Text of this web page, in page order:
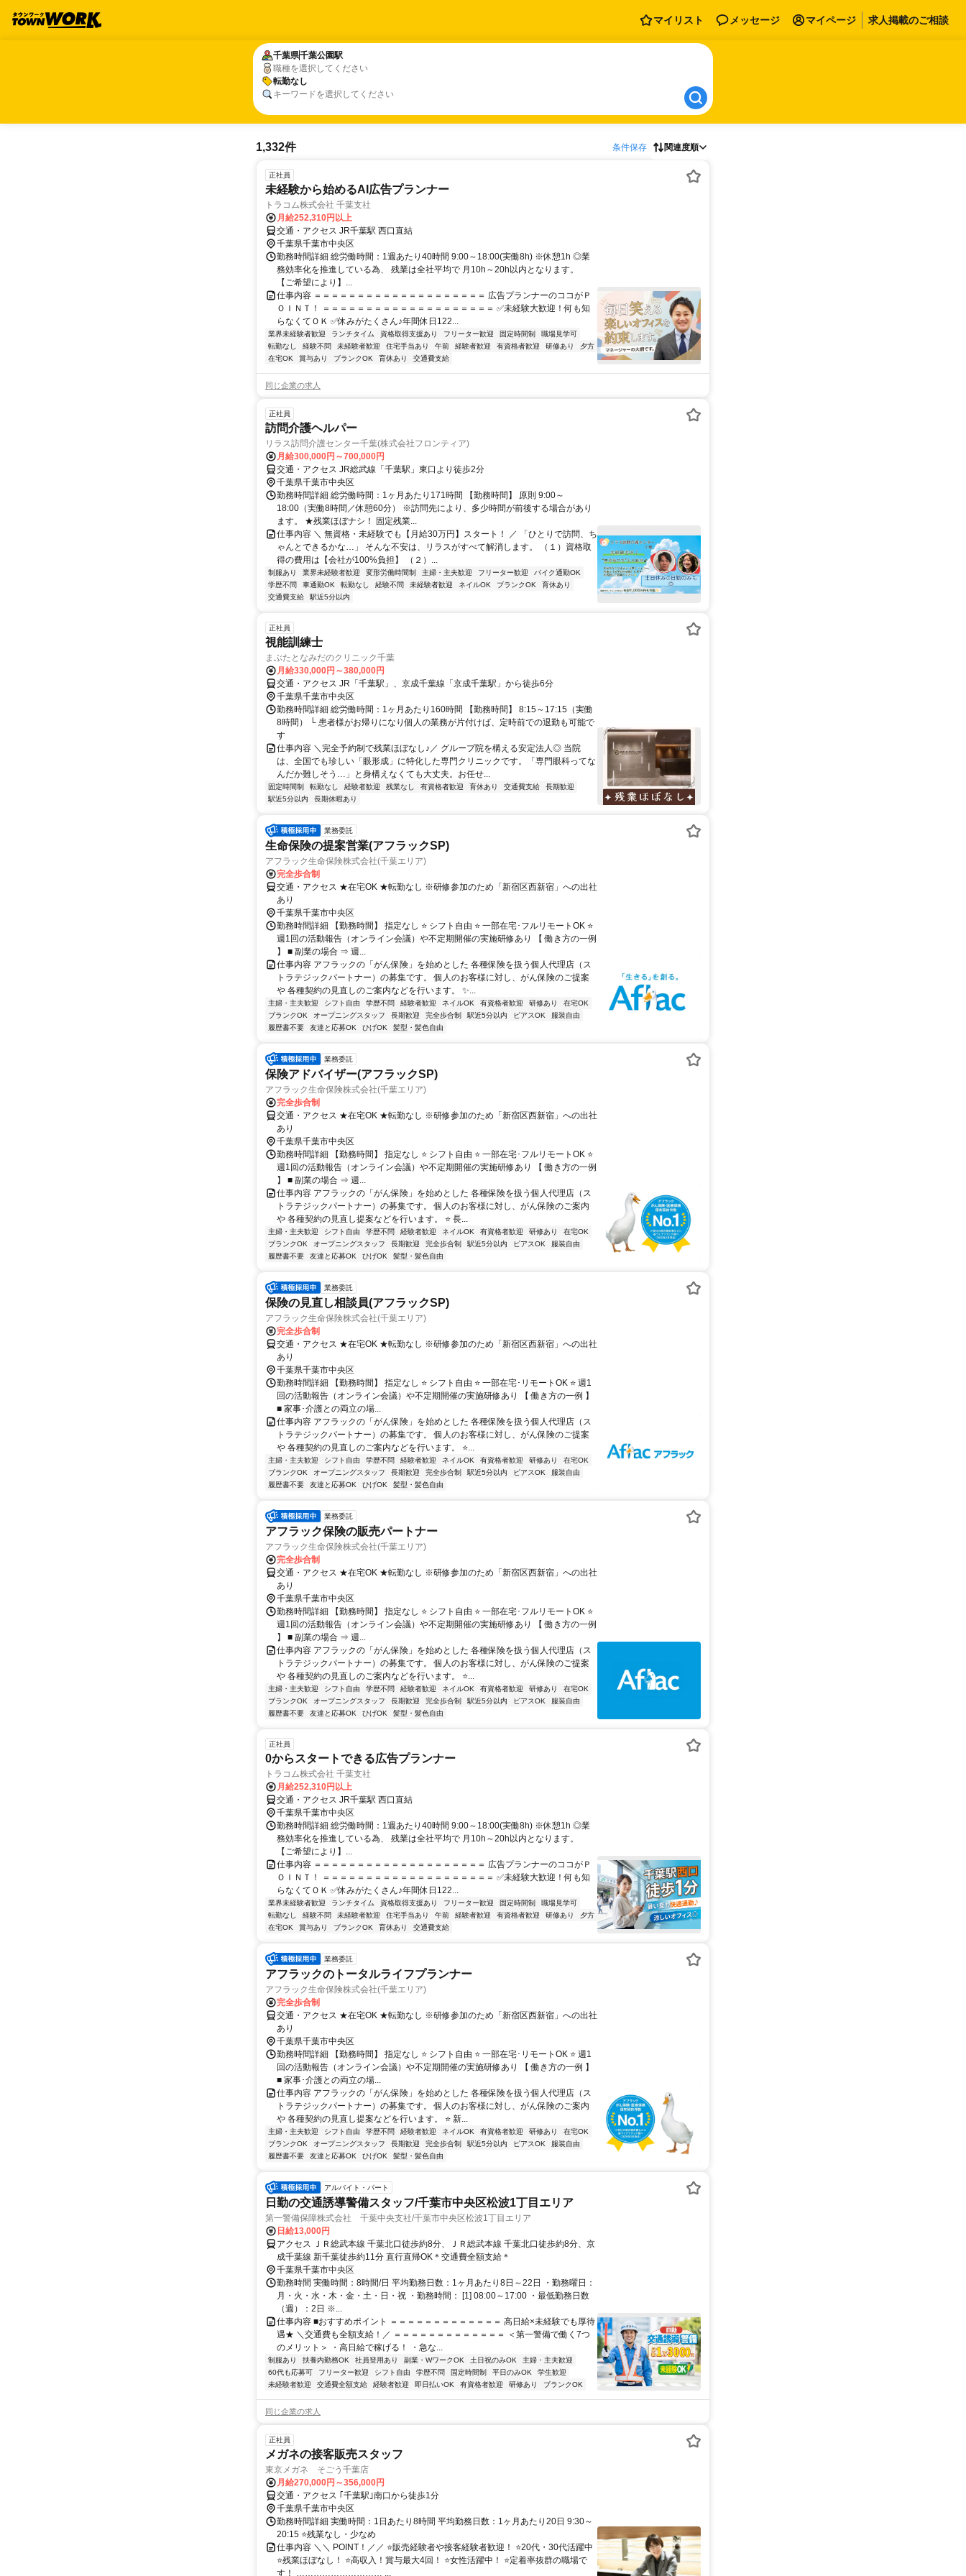
マイリスト メッセージ マイページ 求人掲載のご相談
千葉県千葉公園駅
職種を選択してください
転勤なし
キーワードを選択してください
千葉県千葉公園駅
転勤なし
1,332件 条件保存 関連度順
正社員
未経験から始めるAI広告プランナー
トラコム株式会社 千葉支社
月給252,310円以上
交通・アクセス JR千葉駅 西口直結
千葉県千葉市中央区
勤務時間詳細 総労働時間：1週あたり40時間 9:00～18:00(実働8h) ※休憩1h ◎業
務効率化を推進している為、 残業は全社平均で 月10h～20h以内となります。
【ご希望により】...
仕事内容 ＝＝＝＝＝＝＝＝＝＝＝＝＝＝＝＝＝＝＝＝ 広告プランナーのココがＰ
ＯＩＮＴ！ ＝＝＝＝＝＝＝＝＝＝＝＝＝＝＝＝＝＝＝＝ ✅未経験大歓迎！何も知
らなくてＯＫ ✅休みがたくさん♪年間休日122...
業界未経験者歓迎 ランチタイム 資格取得支援あり フリーター歓迎 固定時間制
職場見学可
転勤なし
経験不問 未経験者歓迎 住宅手当あり 午前 経験者歓迎 有資格者歓迎 研修あり
夕方
在宅OK
賞与あり ブランクOK 育休あり 交通費支給
同じ企業の求人
正社員
訪問介護ヘルパー
リラス訪問介護センター千葉(株式会社フロンティア)
月給300,000円～700,000円
交通・アクセス JR総武線「千葉駅」東口より徒歩2分
千葉県千葉市中央区
勤務時間詳細 総労働時間：1ヶ月あたり171時間 【勤務時間】 原則 9:00～
18:00（実働8時間／休憩60分） ※訪問先により、多少時間が前後する場合があり
ます。 ★残業ほぼナシ！ 固定残業...
仕事内容 ＼ 無資格・未経験でも【月給30万円】スタート！ ／ 「ひとりで訪問、ち
ゃんとできるかな…」 そんな不安は、リラスがすべて解消します。 （１）資格取
得の費用は【会社が100%負担】 （２）...
制服あり 業界未経験者歓迎 変形労働時間制 主婦・主夫歓迎 フリーター歓迎
バイク通勤OK
学歴不問
車通勤OK 転勤なし 経験不問 未経験者歓迎 ネイルOK ブランクOK
育休あり
交通費支給
駅近5分以内
正社員
視能訓練士
まぶたとなみだのクリニック千葉
月給330,000円～380,000円
交通・アクセス JR「千葉駅」、京成千葉線「京成千葉駅」から徒歩6分
千葉県千葉市中央区
勤務時間詳細 総労働時間：1ヶ月あたり160時間 【勤務時間】 8:15～17:15（実働
8時間） └ 患者様がお帰りになり個人の業務が片付けば、定時前での退勤も可能で
す
仕事内容 ＼完全予約制で残業ほぼなし♪／ グループ院を構える安定法人◎ 当院
は、全国でも珍しい「眼形成」に特化した専門クリニックです。「専門眼科ってな
んだか難しそう…」と身構えなくても大丈夫。お任せ...
固定時間制 転勤なし 経験者歓迎 残業なし 有資格者歓迎 育休あり 交通費支給
長期歓迎
駅近5分以内
長期休暇あり
業務委託
生命保険の提案営業(アフラックSP)
アフラック生命保険株式会社(千葉エリア)
完全歩合制
交通・アクセス ★在宅OK ★転勤なし ※研修参加のため「新宿区西新宿」への出社
あり
千葉県千葉市中央区
勤務時間詳細 【勤務時間】 指定なし ⭐ シフト自由 ⭐ 一部在宅･フルリモートOK ⭐
週1回の活動報告（オンライン会議）や不定期開催の実施研修あり 【 働き方の一例
】 ■ 副業の場合 ⇒ 週...
仕事内容 アフラックの「がん保険」を始めとした 各種保険を扱う個人代理店（ス
トラテジックパートナー）の募集です。 個人のお客様に対し、がん保険のご提案
や 各種契約の見直しのご案内などを行います。 ✨...
主婦・主夫歓迎 シフト自由 学歴不問 経験者歓迎 ネイルOK 有資格者歓迎 研修あり
在宅OK
ブランクOK
オープニングスタッフ 長期歓迎 完全歩合制 駅近5分以内 ピアスOK
服装自由
履歴書不要
友達と応募OK ひげOK 髪型・髪色自由
業務委託
保険アドバイザー(アフラックSP)
アフラック生命保険株式会社(千葉エリア)
完全歩合制
交通・アクセス ★在宅OK ★転勤なし ※研修参加のため「新宿区西新宿」への出社
あり
千葉県千葉市中央区
勤務時間詳細 【勤務時間】 指定なし ⭐ シフト自由 ⭐ 一部在宅･フルリモートOK ⭐
週1回の活動報告（オンライン会議）や不定期開催の実施研修あり 【 働き方の一例
】 ■ 副業の場合 ⇒ 週...
仕事内容 アフラックの「がん保険」を始めとした 各種保険を扱う個人代理店（ス
トラテジックパートナー）の募集です。 個人のお客様に対し、がん保険のご案内
や 各種契約の見直し提案などを行います。 ⭐ 長...
主婦・主夫歓迎 シフト自由 学歴不問 経験者歓迎 ネイルOK 有資格者歓迎 研修あり
在宅OK
ブランクOK
オープニングスタッフ 長期歓迎 完全歩合制 駅近5分以内 ピアスOK
服装自由
履歴書不要
友達と応募OK ひげOK 髪型・髪色自由
業務委託
保険の見直し相談員(アフラックSP)
アフラック生命保険株式会社(千葉エリア)
完全歩合制
交通・アクセス ★在宅OK ★転勤なし ※研修参加のため「新宿区西新宿」への出社
あり
千葉県千葉市中央区
勤務時間詳細 【勤務時間】 指定なし ⭐ シフト自由 ⭐ 一部在宅･リモートOK ⭐ 週1
回の活動報告（オンライン会議）や不定期開催の実施研修あり 【 働き方の一例 】
■ 家事･介護との両立の場...
仕事内容 アフラックの「がん保険」を始めとした 各種保険を扱う個人代理店（ス
トラテジックパートナー）の募集です。 個人のお客様に対し、がん保険のご提案
や 各種契約の見直しのご案内などを行います。 ⭐...
主婦・主夫歓迎 シフト自由 学歴不問 経験者歓迎 ネイルOK 有資格者歓迎 研修あり
在宅OK
ブランクOK
オープニングスタッフ 長期歓迎 完全歩合制 駅近5分以内 ピアスOK
服装自由
履歴書不要
友達と応募OK ひげOK 髪型・髪色自由
業務委託
アフラック保険の販売パートナー
アフラック生命保険株式会社(千葉エリア)
完全歩合制
交通・アクセス ★在宅OK ★転勤なし ※研修参加のため「新宿区西新宿」への出社
あり
千葉県千葉市中央区
勤務時間詳細 【勤務時間】 指定なし ⭐ シフト自由 ⭐ 一部在宅･フルリモートOK ⭐
週1回の活動報告（オンライン会議）や不定期開催の実施研修あり 【 働き方の一例
】 ■ 副業の場合 ⇒ 週...
仕事内容 アフラックの「がん保険」を始めとした 各種保険を扱う個人代理店（ス
トラテジックパートナー）の募集です。 個人のお客様に対し、がん保険のご提案
や 各種契約の見直しのご案内などを行います。 ⭐...
主婦・主夫歓迎 シフト自由 学歴不問 経験者歓迎 ネイルOK 有資格者歓迎 研修あり
在宅OK
ブランクOK
オープニングスタッフ 長期歓迎 完全歩合制 駅近5分以内 ピアスOK
服装自由
履歴書不要
友達と応募OK ひげOK 髪型・髪色自由
正社員
0からスタートできる広告プランナー
トラコム株式会社 千葉支社
月給252,310円以上
交通・アクセス JR千葉駅 西口直結
千葉県千葉市中央区
勤務時間詳細 総労働時間：1週あたり40時間 9:00～18:00(実働8h) ※休憩1h ◎業
務効率化を推進している為、 残業は全社平均で 月10h～20h以内となります。
【ご希望により】...
仕事内容 ＝＝＝＝＝＝＝＝＝＝＝＝＝＝＝＝＝＝＝＝ 広告プランナーのココがＰ
ＯＩＮＴ！ ＝＝＝＝＝＝＝＝＝＝＝＝＝＝＝＝＝＝＝＝ ✅未経験大歓迎！何も知
らなくてＯＫ ✅休みがたくさん♪年間休日122...
業界未経験者歓迎 ランチタイム 資格取得支援あり フリーター歓迎 固定時間制
職場見学可
転勤なし
経験不問 未経験者歓迎 住宅手当あり 午前 経験者歓迎 有資格者歓迎 研修あり
夕方
在宅OK
賞与あり ブランクOK 育休あり 交通費支給
業務委託
アフラックのトータルライフプランナー
アフラック生命保険株式会社(千葉エリア)
完全歩合制
交通・アクセス ★在宅OK ★転勤なし ※研修参加のため「新宿区西新宿」への出社
あり
千葉県千葉市中央区
勤務時間詳細 【勤務時間】 指定なし ⭐ シフト自由 ⭐ 一部在宅･リモートOK ⭐ 週1
回の活動報告（オンライン会議）や不定期開催の実施研修あり 【 働き方の一例 】
■ 家事･介護との両立の場...
仕事内容 アフラックの「がん保険」を始めとした 各種保険を扱う個人代理店（ス
トラテジックパートナー）の募集です。 個人のお客様に対し、がん保険のご案内
や 各種契約の見直し提案などを行います。 ⭐ 新...
主婦・主夫歓迎 シフト自由 学歴不問 経験者歓迎 ネイルOK 有資格者歓迎 研修あり
在宅OK
ブランクOK
オープニングスタッフ 長期歓迎 完全歩合制 駅近5分以内 ピアスOK
服装自由
履歴書不要
友達と応募OK ひげOK 髪型・髪色自由
アルバイト・パート
日勤の交通誘導警備スタッフ/千葉市中央区松波1丁目エリア
第一警備保障株式会社 千葉中央支社/千葉市中央区松波1丁目エリア
日給13,000円
アクセス ＪＲ総武本線 千葉北口徒歩約8分、ＪＲ総武本線 千葉北口徒歩約8分、京
成千葉線 新千葉徒歩約11分 直行直帰OK＊交通費全額支給＊
千葉県千葉市中央区
勤務時間 実働時間：8時間/日 平均勤務日数：1ヶ月あたり8日～22日 ・勤務曜日：
月・火・水・木・金・土・日・祝 ・勤務時間： [1] 08:00～17:00 ・最低勤務日数
（週）：2日 ※...
仕事内容 ■おすすめポイント ＝＝＝＝＝＝＝＝＝＝＝＝＝ 高日給×未経験でも厚待
遇★ ＼交通費も全額支給！／ ＝＝＝＝＝＝＝＝＝＝＝＝＝ ＜第一警備で働く7つ
のメリット＞ ・高日給で稼げる！ ・急な...
制服あり 扶養内勤務OK 社員登用あり 副業・WワークOK 土日祝のみOK
主婦・主夫歓迎
60代も応募可
フリーター歓迎 シフト自由 学歴不問 固定時間制 平日のみOK
学生歓迎
未経験者歓迎
交通費全額支給 経験者歓迎 即日払いOK 有資格者歓迎 研修あり ブランクOK
同じ企業の求人
正社員
メガネの接客販売スタッフ
東京メガネ そごう千葉店
月給270,000円～356,000円
交通・アクセス ｢千葉駅｣南口から徒歩1分
千葉県千葉市中央区
勤務時間詳細 実働時間：1日あたり8時間 平均勤務日数：1ヶ月あたり20日 9:30～
20:15 ⭐残業なし・少なめ
仕事内容 ＼＼ POINT！／／ ⭐販売経験者や接客経験者歓迎！ ⭐20代・30代活躍中
⭐残業ほぼなし！ ⭐高収入！賞与最大4回！ ⭐女性活躍中！ ⭐定着率抜群の職場で
す！ ………………………… ...